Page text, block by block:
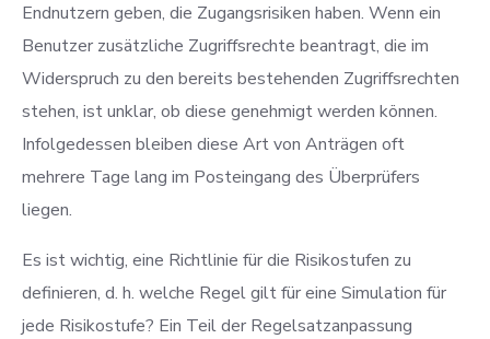
Endnutzern geben, die Zugangsrisiken haben. Wenn ein
Benutzer zusätzliche Zugriffsrechte beantragt, die im
Widerspruch zu den bereits bestehenden Zugriffsrechten
stehen, ist unklar, ob diese genehmigt werden können.
Infolgedessen bleiben diese Art von Anträgen oft
mehrere Tage lang im Posteingang des Überprüfers
liegen.
Es ist wichtig, eine Richtlinie für die Risikostufen zu
definieren, d. h. welche Regel gilt für eine Simulation für
jede Risikostufe? Ein Teil der Regelsatzanpassung